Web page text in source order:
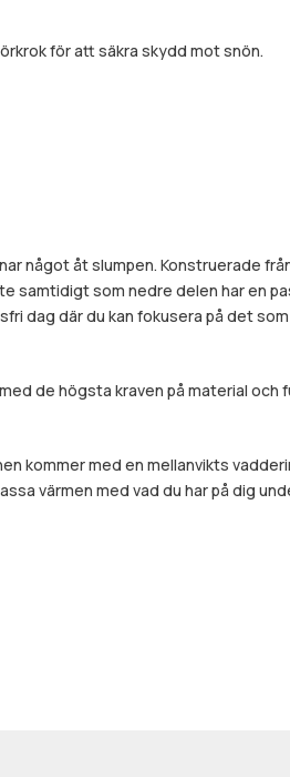
för att säkra skydd mot snön.
något åt slumpen. Konstruerade
samtidigt som nedre delen har en
dag där du kan fokusera på det
de högsta kraven på material
kommer med en mellanvikts
värmen med vad du har på dig